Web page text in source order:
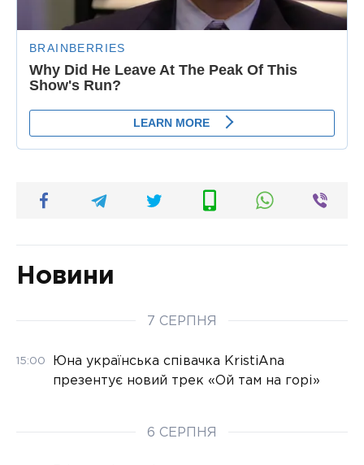
Новини
7 СЕРПНЯ
15:00
Юна українська співачка KristiAna
презентує новий трек «Ой там на горі»
6 СЕРПНЯ